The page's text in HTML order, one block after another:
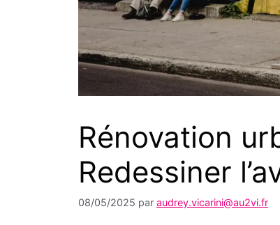
Rénovation
Redessiner
08/05/2025 par audrey.vicarini@au2vi.fr